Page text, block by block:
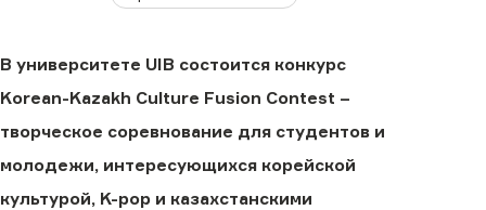
В университете UIB состоится конкурс
Korean-Kazakh Culture Fusion Contest –
творческое соревнование для студентов и
молодежи, интересующихся корейской
культурой, K-pop и казахстанскими